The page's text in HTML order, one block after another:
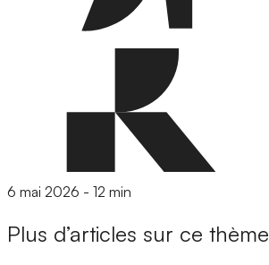
6 mai 2026 - 12 min
Plus d’articles sur ce thème